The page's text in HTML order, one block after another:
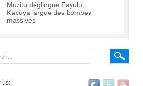
Muzitu déglingue Fayulu,
Kabuya largue des bombes
massives
us: